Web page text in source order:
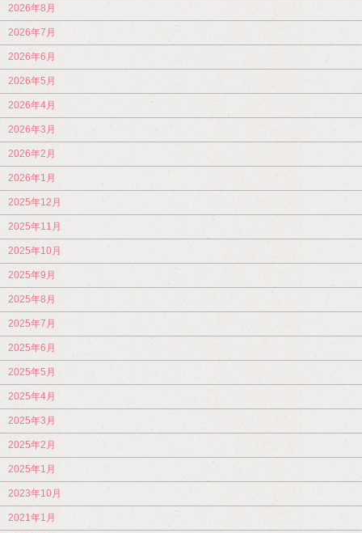
2026年8月
2026年7月
2026年6月
2026年5月
2026年4月
2026年3月
2026年2月
2026年1月
2025年12月
2025年11月
2025年10月
2025年9月
2025年8月
2025年7月
2025年6月
2025年5月
2025年4月
2025年3月
2025年2月
2025年1月
2023年10月
2021年1月